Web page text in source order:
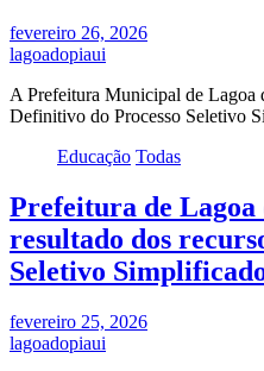
fevereiro 26, 2026
lagoadopiaui
A Prefeitura Municipal de Lagoa
Definitivo do Processo Seletivo
Educação Todas
Prefeitura de
resultado dos
Seletivo
fevereiro 25, 2026
lagoadopiaui